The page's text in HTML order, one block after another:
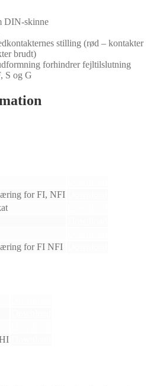
DIN-skinne
stilling (rød – kontakter
brudt)
forhindrer fejltilslutning
S og G
for FI, NFI
for FI NFI